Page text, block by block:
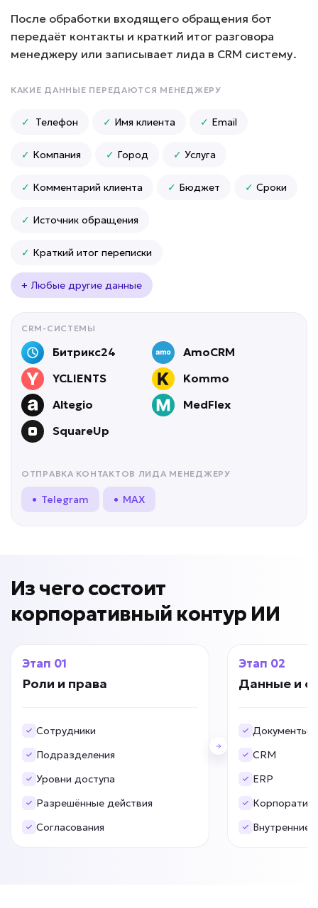
от 89 000 ₽ под ключ
ИИ для франшиз и
Задача: Поддержка партнеров
• До -50% нагрузки на управляющую
• Единые стандарты в 100% филиалов
• До +30% скорости запуска новых точек
Подробней
Срок реализации
Высокая нагрузка на техспециалистов?
ИИ для технической
поддержки
автоматически
от 69 000 ₽ под ключ
Низкая конверсия сайта?
ИИ для интернет-
Задача: Помощь в выборе товара
• До +20% среднего чека
• До -50% брошенных корзин
После обработки входящего обращения бот
передаёт контакты и краткий итог разговора
менеджеру или записывает лида в CRM систему.
КАКИЕ ДАННЫЕ ПЕРЕДАЮТСЯ МЕНЕДЖЕРУ
✓ Телефон ✓ Имя клиента ✓ Email
✓ Компания ✓ Город ✓ Услуга
✓ Комментарий клиента ✓ Бюджет ✓ Сроки
✓ Источник обращения
✓ Краткий итог переписки
+ Любые другие данные
CRM-СИСТЕМЫ
Битрикс24
AmoCRM
YCLIENTS
Kommo
Altegio
MedFlex
SquareUp
ОТПРАВКА КОНТАКТОВ ЛИДА МЕНЕДЖЕРУ
• Telegram • MAX
Из чего состоит
корпоративный контур ИИ
01
Роли и права
Сотрудники
Подразделения
Уровни доступа
Разрешённые действия
Согласования
02
Данные и
Документы
CRM
ERP
Внутренние